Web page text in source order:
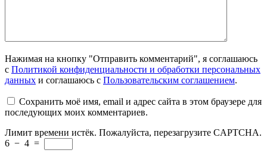
Нажимая на кнопку "Отправить комментарий", я соглашаюсь
с Политикой конфиденциальности и обработки персональных
данных и соглашаюсь с Пользовательским соглашением.
Сохранить моё имя, email и адрес сайта в этом браузере для
последующих моих комментариев.
Лимит времени истёк. Пожалуйста, перезагрузите CAPTCHA.
6 − 4 =